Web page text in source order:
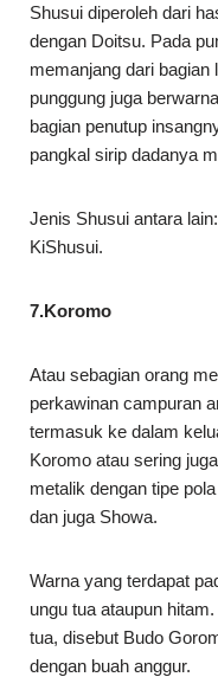
Shusui diperoleh dari
dengan Doitsu. Pada
memanjang dari bagian
punggung juga
bagian penutup
pangkal sirip dadanya
Jenis Shusui antara
KiShusui.
7.Koromo
Atau sebagian orang
perkawinan campuran
termasuk ke dalam
Koromo atau sering
metalik dengan tipe
dan juga Showa.
Warna yang terdapat
ungu tua ataupun
tua, disebut Budo
dengan buah anggur.